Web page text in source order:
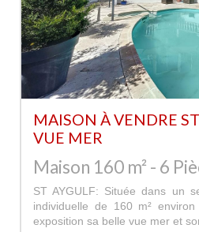
MAISON À VENDRE
VUE MER
Maison 160 m² - 6
ST AYGULF: Située dans un
individuelle de 160 m²
exposition sa belle vue mer et